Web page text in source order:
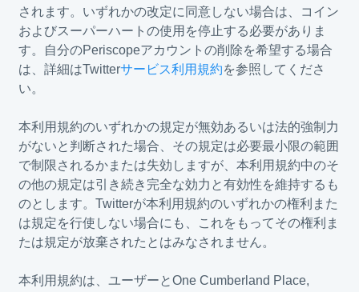
されます。いずれかの改定に同意しない場合は、コイン
およびスーパーハートの使用を停止する必要がありま
す。自分のPeriscopeアカウントの削除を希望する場合
は、詳細はTwitterサービス利用規約を参照してくださ
い。
本利用規約のいずれかの規定が無効あるいは法的強制力
がないと判断された場合、その規定は必要最小限の範囲
で制限されるかまたは失効しますが、本利用規約中のそ
の他の規定は引き続き完全な効力と有効性を維持するも
のとします。Twitterが本利用規約のいずれかの権利また
は規定を行使しない場合にも、これをもってその権利ま
たは規定が放棄されたとはみなされません。
本利用規約は、ユーザーとOne Cumberland Place,